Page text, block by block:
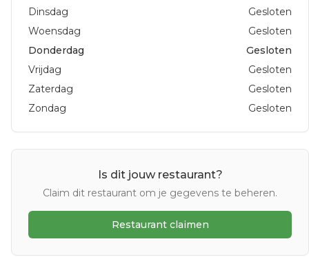
Dinsdag
Gesloten
Woensdag
Gesloten
Donderdag
Gesloten
Vrijdag
Gesloten
Zaterdag
Gesloten
Zondag
Gesloten
Is dit jouw restaurant?
Claim dit restaurant om je gegevens te beheren.
Restaurant claimen